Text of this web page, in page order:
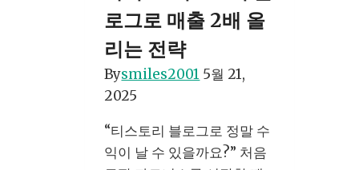
를
활
용
한
익
창
출
로그로 매출 2배 올
리는 전략
Bysmiles2001 5월 21,
2025
“티스토리 블로그로 정말 수
익이 날 수 있을까요?” 처음